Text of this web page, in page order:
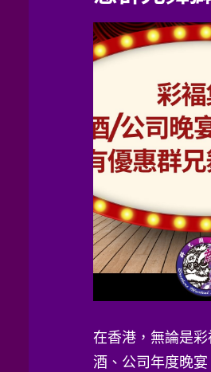
在香港，無論是
酒、公司年度晚